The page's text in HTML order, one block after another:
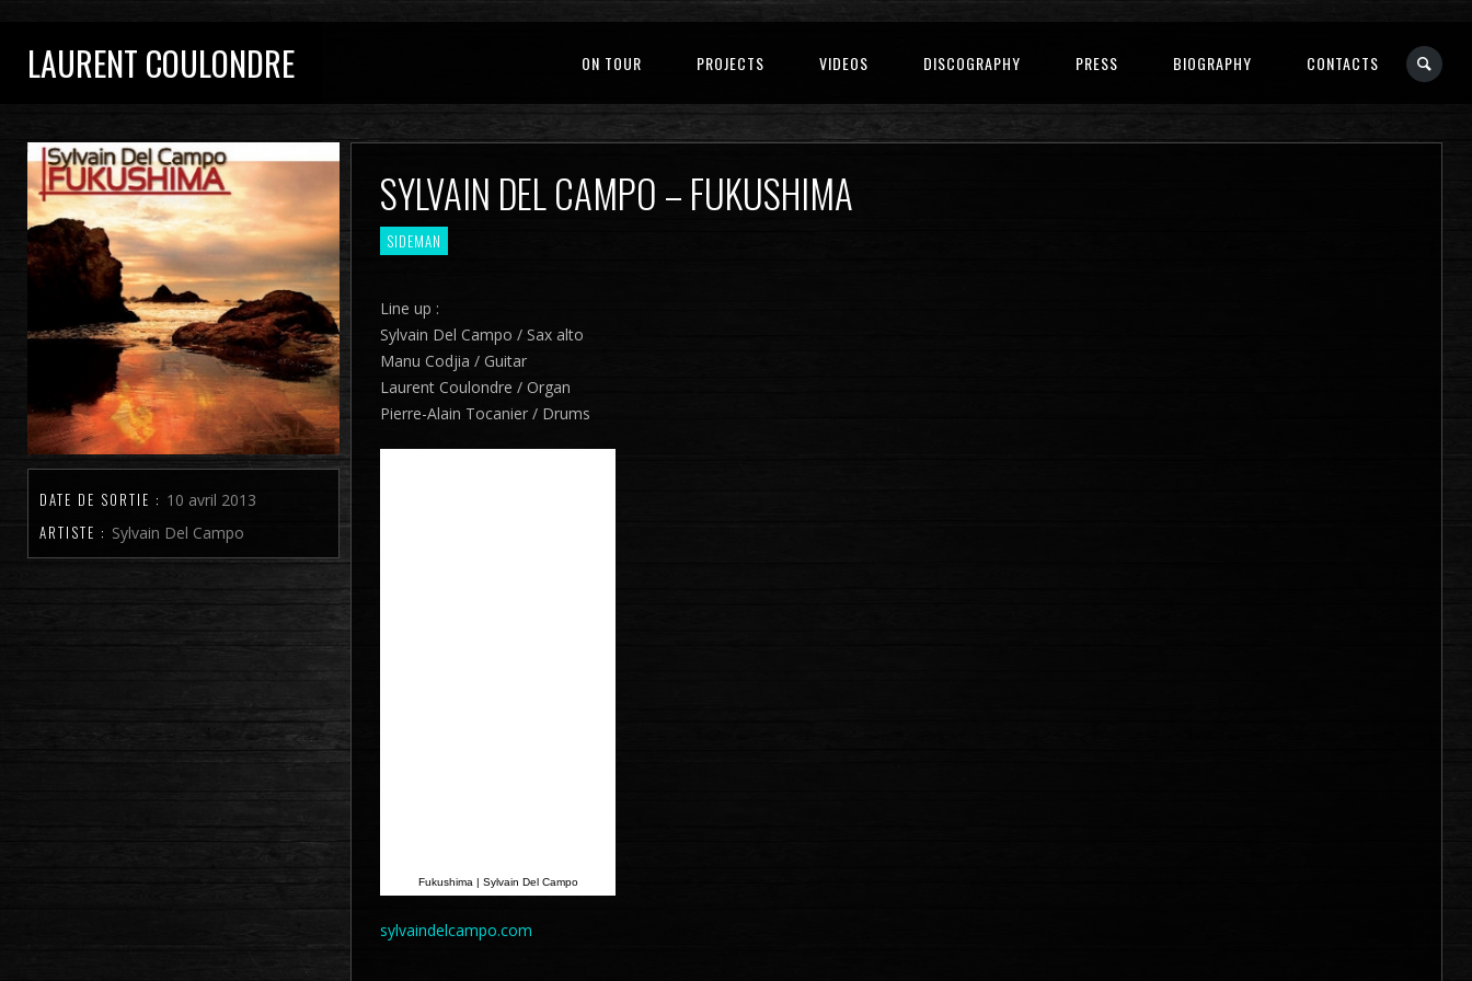
LAURENT COULONDRE ON TOUR PROJECTS VIDEOS DISCOGRAPHY PRESS BIOGRAPHY CONTACTS
DATE DE SORTIE : 10 avril 2013
ARTISTE : Sylvain Del Campo
SYLVAIN DEL CAMPO – FUKUSHIMA
SIDEMAN
Line up :
Sylvain Del Campo / Sax alto
Manu Codjia / Guitar
Laurent Coulondre / Organ
Pierre-Alain Tocanier / Drums
Fukushima | Sylvain Del Campo
sylvaindelcampo.com